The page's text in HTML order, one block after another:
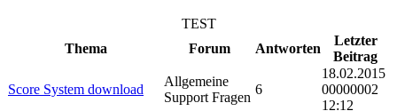
TEST
Thema
Forum Antworten
Letzter
Beitrag
Score System download
Allgemeine
Support Fragen
6
18.02.2015
00000002
12:12